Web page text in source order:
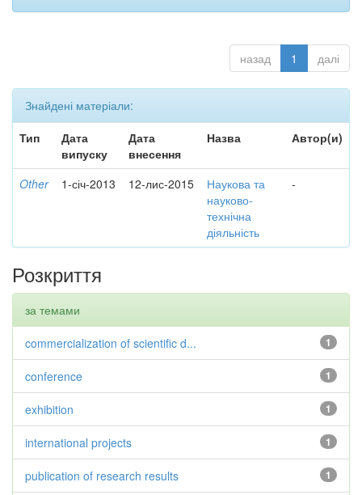
назад 1 далі
Знайдені матеріали:
Тип
Дата
випуску
Дата
внесення
Назва Автор(и)
Other 1-січ-2013 12-лис-2015
Наукова та
науково-
технічна
діяльність
-
Розкриття
за темами
1
commercialization of scientific d...
1
conference
1
exhibition
1
international projects
1
publication of research results